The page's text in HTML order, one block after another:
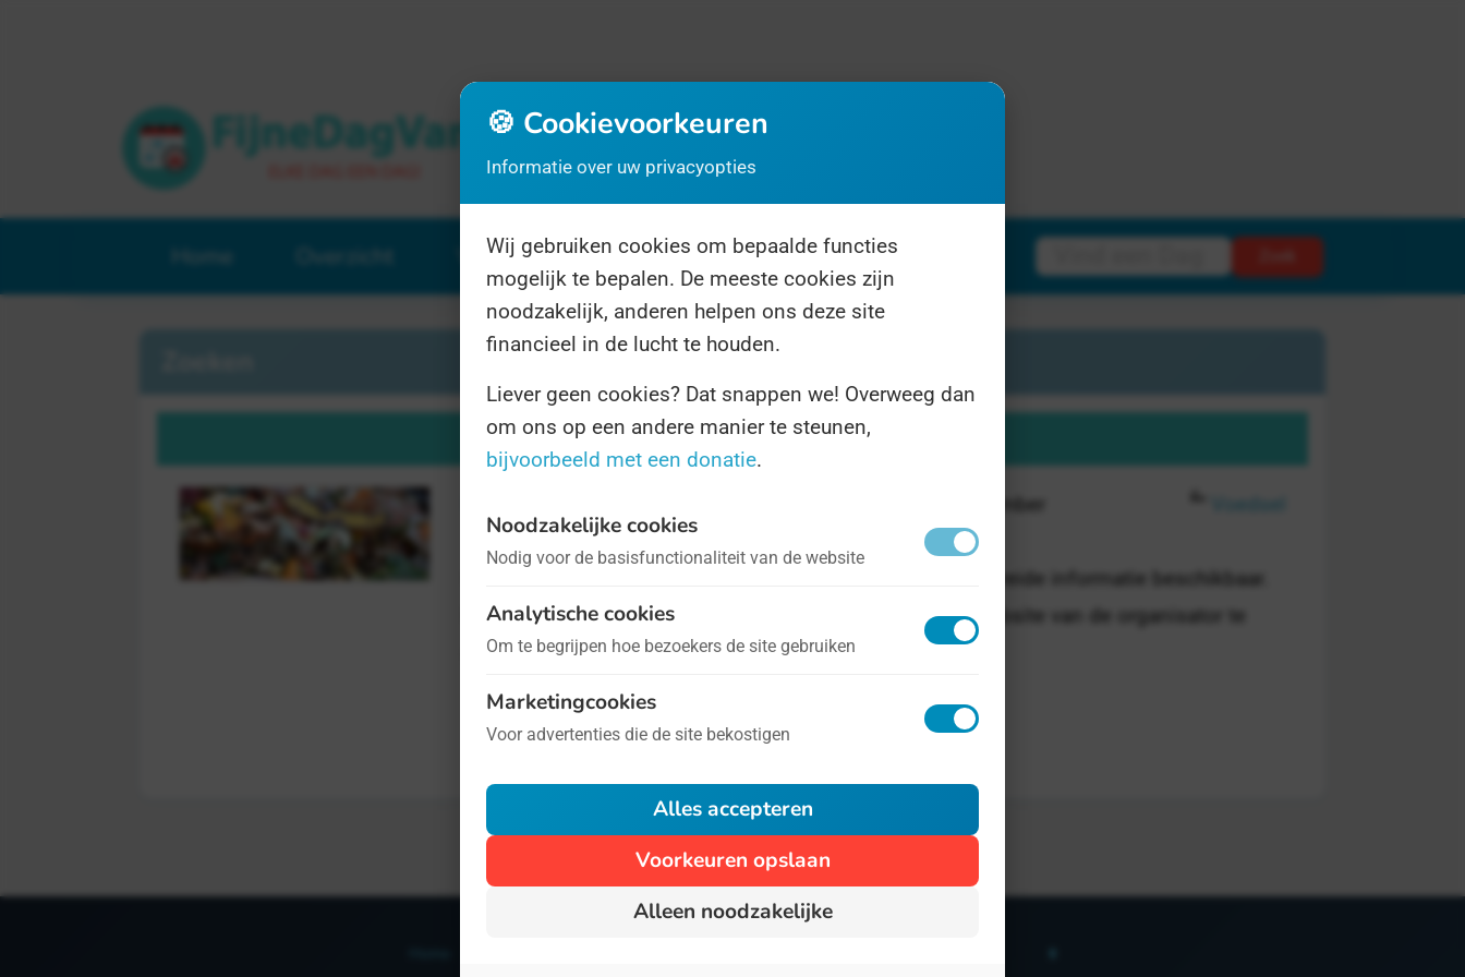
Home Overzicht Verrassingsdag Over ons Volg ons
- op 29 september
Over deze Dag hebben we op dit moment nog geen uitgebreide informatie beschikbaar.
Probeer het later nog eens, of klik op 'Bron' om naar de website van de organisator te
gaan.
🍪 Cookievoorkeuren
Informatie over uw privacyopties
Wij gebruiken cookies om bepaalde functies
mogelijk te bepalen. De meeste cookies zijn
noodzakelijk, anderen helpen ons deze site
financieel in de lucht te houden.
Liever geen cookies? Dat snappen we! Overweeg dan
om ons op een andere manier te steunen,
bijvoorbeeld met een donatie.
Noodzakelijke cookies
Nodig voor de basisfunctionaliteit van de website
Analytische cookies
Om te begrijpen hoe bezoekers de site gebruiken
Marketingcookies
Voor advertenties die de site bekostigen
Alles accepteren
Voorkeuren opslaan
Alleen noodzakelijke